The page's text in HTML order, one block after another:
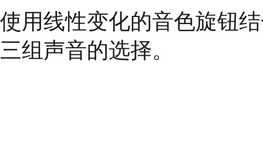
使用线性变化的音色旋钮
三组声音的选择。